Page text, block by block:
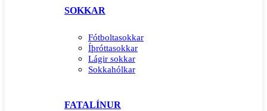
SOKKAR
Fótboltasokkar
Íþróttasokkar
Lágir sokkar
Sokkahólkar
FATALÍNUR